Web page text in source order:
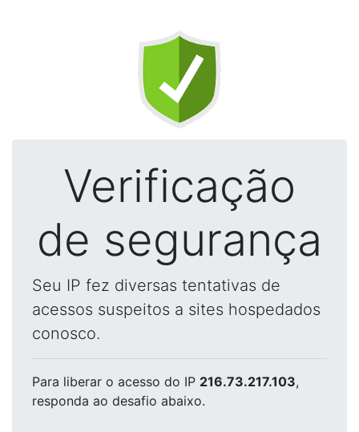
Verificação
de segurança
Seu IP fez diversas tentativas de
acessos suspeitos a sites hospedados
conosco.
Para liberar o acesso do IP 216.73.217.103,
responda ao desafio abaixo.